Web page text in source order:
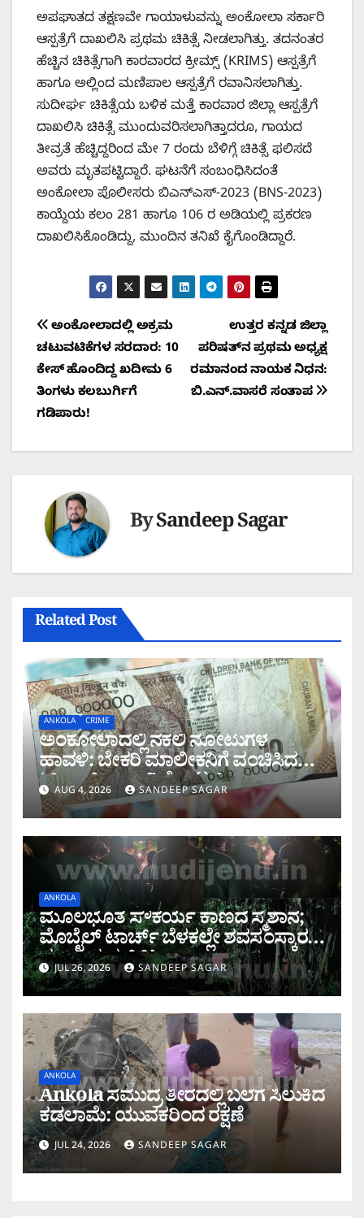
ಅಪಘಾತದ ತಕ್ಷಣವೇ ಗಾಯಾಳುವನ್ನು ಅಂಕೋಲಾ ಸರ್ಕಾರಿ
ಆಸ್ಪತ್ರೆಗೆ ದಾಖಲಿಸಿ ಪ್ರಥಮ ಚಿಕಿತ್ಸೆ ನೀಡಲಾಗಿತ್ತು. ತದನಂತರ
ಹೆಚ್ಚಿನ ಚಿಕಿತ್ಸೆಗಾಗಿ ಕಾರವಾರದ ಕ್ರೀಮ್ಸ್ (KRIMS) ಆಸ್ಪತ್ರೆಗೆ
ಹಾಗೂ ಅಲ್ಲಿಂದ ಮಣಿಪಾಲ ಆಸ್ಪತ್ರೆಗೆ ರವಾನಿಸಲಾಗಿತ್ತು.
ಸುದೀರ್ಘ ಚಿಕಿತ್ಸೆಯ ಬಳಿಕ ಮತ್ತೆ ಕಾರವಾರ ಜಿಲ್ಲಾ ಆಸ್ಪತ್ರೆಗೆ
ದಾಖಲಿಸಿ ಚಿಕಿತ್ಸೆ ಮುಂದುವರಿಸಲಾಗಿತ್ತಾದರೂ, ಗಾಯದ
ತೀವ್ರತೆ ಹೆಚ್ಚಿದ್ದರಿಂದ ಮೇ 7 ರಂದು ಬೆಳಿಗ್ಗೆ ಚಿಕಿತ್ಸೆ ಫಲಿಸದೆ
ಅವರು ಮೃತಪಟ್ಟಿದ್ದಾರೆ. ಘಟನೆಗೆ ಸಂಬಂಧಿಸಿದಂತೆ
ಅಂಕೋಲಾ ಪೊಲೀಸರು ಬಿಎನ್‌ಎಸ್-2023 (BNS-2023)
ಕಾಯ್ದೆಯ ಕಲಂ 281 ಹಾಗೂ 106 ರ ಅಡಿಯಲ್ಲಿ ಪ್ರಕರಣ
ದಾಖಲಿಸಿಕೊಂಡಿದ್ದು, ಮುಂದಿನ ತನಿಖೆ ಕೈಗೊಂಡಿದ್ದಾರೆ.
Post
navigation
ಉತ್ತರ ಕನ್ನಡ ಜಿಲ್ಲಾ
ಪರಿಷತ್‌ನ ಪ್ರಥಮ ಅಧ್ಯಕ್ಷ
ರಮಾನಂದ ನಾಯಕ ನಿಧನ:
ಬಿ.ಎನ್.ವಾಸರೆ ಸಂತಾಪ
ಅಂಕೋಲಾದಲ್ಲಿ ಅಕ್ರಮ
ಚಟುವಟಿಕೆಗಳ ಸರದಾರ: 10
ಕೇಸ್ ಹೊಂದಿದ್ದ ಖದೀಮ 6
ತಿಂಗಳು ಕಲಬುರ್ಗಿಗೆ
ಗಡಿಪಾರು!
BySandeep Sagar
Related Post
ANKOLA CRIME
ಅಂಕೋಲಾದಲ್ಲಿ ನಕಲಿ ನೋಟುಗಳ
ಹಾವಳಿ: ಬೇಕರಿ ಮಾಲೀಕನಿಗೆ ವಂಚಿಸಿದ
‘ಚಿಲ್ಡ್ರನ್ ಬ್ಯಾಂಕ್’ ನೋಟು!
AUG 4, 2026 SANDEEP SAGAR
ANKOLA
ಮೂಲಭೂತ ಸೌಕರ್ಯ ಕಾಣದ ಸ್ಮಶಾನ;
ಮೊಬೈಲ್ ಟಾರ್ಚ್ ಬೆಳಕಲ್ಲೇ ಶವಸಂಸ್ಕಾರ
ಮಾಡುವ ದುಸ್ಥಿತಿ!
JUL 26, 2026 SANDEEP SAGAR
ANKOLA
Ankola ಸಮುದ್ರ ತೀರದಲ್ಲಿ ಬಲೆಗೆ ಸಿಲುಕಿದ
ಕಡಲಾಮೆ: ಯುವಕರಿಂದ ರಕ್ಷಣೆ
JUL 24, 2026 SANDEEP SAGAR